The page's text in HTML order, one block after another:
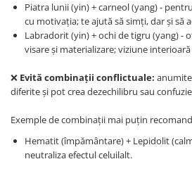
Piatra lunii (yin) + carneol (yang) -
cu motivația; te ajută să simți, dar și să
Labradorit (yin) + ochi de tigru (yang) -
visare și materializare; viziune
❌ Evită combinații conflictuale:
diferite și pot crea dezechilibru sau
Exemple de combinații mai puțin
Hematit (împământare) + Lepidolit
neutraliza efectul celuilalt.